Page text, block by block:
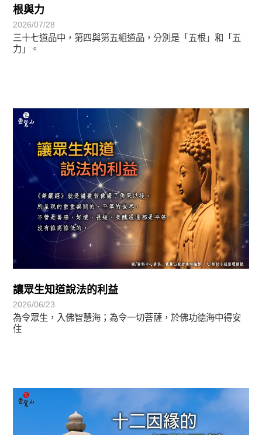
根與力
2026/07/28
三十七道品中，第四與第五組道品，分別是「五根」和「五
力」。
讓眾生知道說法的利益
2026/06/23
為令眾生，入佛智慧海；為令一切菩薩，於佛功德海中得安
住
圓滿覺-華嚴期
覺有情-法華期